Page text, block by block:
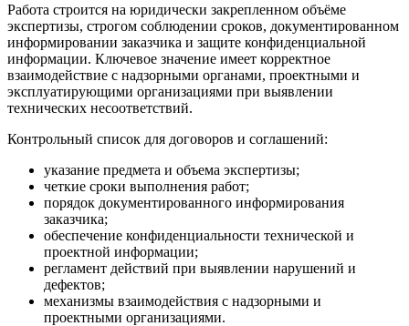
Работа строится на юридически закрепленном объёме
экспертизы, строгом соблюдении сроков, документированном
информировании заказчика и защите конфиденциальной
информации. Ключевое значение имеет корректное
взаимодействие с надзорными органами, проектными и
эксплуатирующими организациями при выявлении
технических несоответствий.
Контрольный список для договоров и соглашений:
указание предмета и объема экспертизы;
четкие сроки выполнения работ;
порядок документированного информирования
заказчика;
обеспечение конфиденциальности технической и
проектной информации;
регламент действий при выявлении нарушений и
дефектов;
механизмы взаимодействия с надзорными и
проектными организациями.